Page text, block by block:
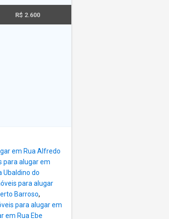
R$ 2.600
em Rua Alfredo
para alugar em
Ubaldino do
para alugar
Barroso,
para alugar em
em Rua Ebe